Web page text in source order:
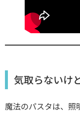
気取らないけ
魔法のパスタは、照